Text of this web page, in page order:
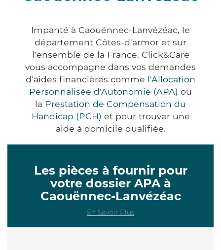
Impanté à Caouënnec-Lanvézéac, le
département Côtes-d'armor et sur
l'ensemble de la France, Click&Care
vous accompagne dans vos demandes
d'aides financières comme l'Allocation
Personnalisée d'Autonomie (APA) ou
la Prestation de Compensation du
Handicap (PCH) et pour trouver une
aide à domicile qualifiée.
Les pièces à fournir pour
votre dossier APA à
Caouënnec-Lanvézéac
En Savoir Plus